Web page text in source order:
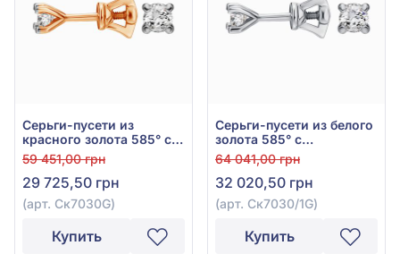
Серьги-пусети из
красного золота 585° с
бриллиантом 0,22ct, арт.
Ск7030G
59 451,00 грн
29 725,50 грн
(арт. Ск7030G)
Купить
Серьги-пусети из белого
золота 585° с
бриллиантом 0,22ct, арт.
Ск7030/1G
64 041,00 грн
32 020,50 грн
(арт. Ск7030/1G)
Купить